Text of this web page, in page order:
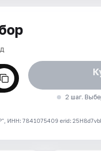
2 шаг.
7841075409 erid: